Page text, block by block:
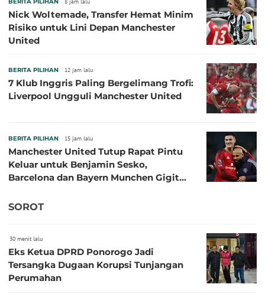
Nick Woltemade, Transfer Hemat Minim
Risiko untuk Lini Depan Manchester
United
BERITA PILIHAN 12 jam lalu
7 Klub Inggris Paling Bergelimang Trofi:
Liverpool Ungguli Manchester United
BERITA PILIHAN 15 jam lalu
Manchester United Tutup Rapat Pintu
Keluar untuk Benjamin Sesko,
Barcelona dan Bayern Munchen Gigit
SOROT
30 menit lalu
Eks Ketua DPRD Ponorogo Jadi
Tersangka Dugaan Korupsi Tunjangan
Perumahan